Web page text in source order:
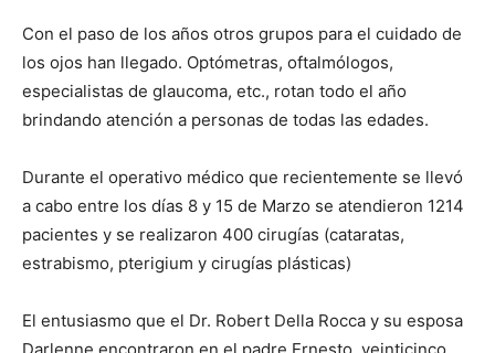
Con el paso de los años otros grupos para el cuidado de
los ojos han llegado. Optómetras, oftalmólogos,
especialistas de glaucoma, etc., rotan todo el año
brindando atención a personas de todas las eda­des.
Durante el operativo médico que recientemente se llevó
a cabo entre los días 8 y 15 de Marzo se atendieron 1214
pacientes y se realizaron 400 ciru­gías (cataratas,
estrabismo, pterigium y cirugías plásticas)
El entusiasmo que el Dr. Robert Della Rocca y su esposa